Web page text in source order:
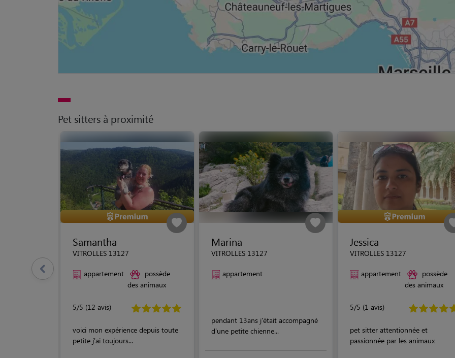
Pet sitters à proximité
Samantha
VITROLLES 13127
appartement
possède
des animaux
5/5 (12 avis)
voici mon expérience depuis toute
petite j'ai toujours...
Marina
VITROLLES 13127
appartement
pendant 13ans j'était accompagné
d'une petite chienne...
Jessica
VITROLLES 13127
appartement
possède
des animaux
5/5 (1 avis)
pet sitter attentionnée et
passionnée par les animaux